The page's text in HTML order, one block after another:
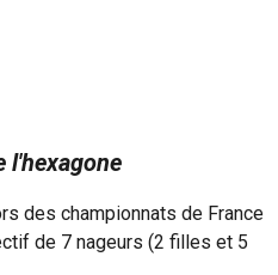
l'hexagone
des championnats de France
de 7 nageurs (2 filles et 5